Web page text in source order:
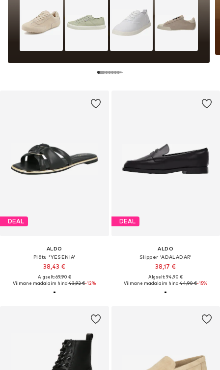
DEAL
ALDO
Plätu 'YESENIA'
38,43 €
Algselt: 69,90 €
Viimane madalaim hind:43,92 €-12%
DEAL
ALDO
Slipper 'ADALADAR'
38,17 €
Algselt: 94,90 €
Viimane madalaim hind:44,90 €-15%